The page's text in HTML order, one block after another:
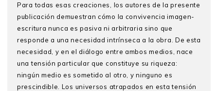
Para todas esas creaciones, los autores de la presente
publicación demuestran cómo la convivencia imagen-
escritura nunca es pasiva ni arbitraria sino que
responde a una necesidad intrínseca a la obra. De esta
necesidad, y en el diálogo entre ambos medios, nace
una tensión particular que constituye su riqueza:
ningún medio es sometido al otro, y ninguno es
prescindible. Los universos atrapados en esta tensión